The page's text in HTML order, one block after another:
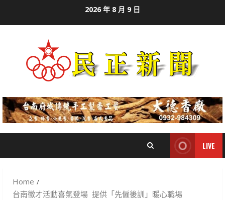
2026 年 8 月 9 日
LIVE
Home
台南徵才活動喜氣登場 提供「先僱後訓」暖心職場